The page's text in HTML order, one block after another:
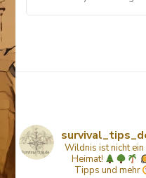
for
Wildnis ist nicht
Heimat!
Tipps und mehr